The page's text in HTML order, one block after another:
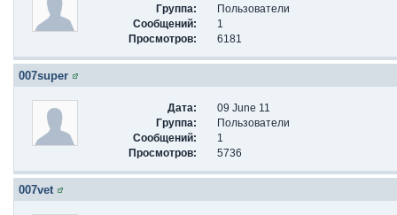
Группа:
Пользователи
Сообщений:
1
Просмотров:
6181
007super
Дата:
09 June 11
Группа:
Пользователи
Сообщений:
1
Просмотров:
5736
007vet